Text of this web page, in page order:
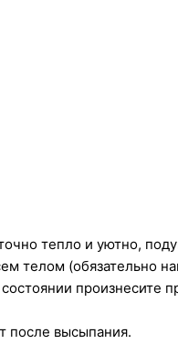
тепло и уютно,
телом (обязательно
произнесите
после высыпания.